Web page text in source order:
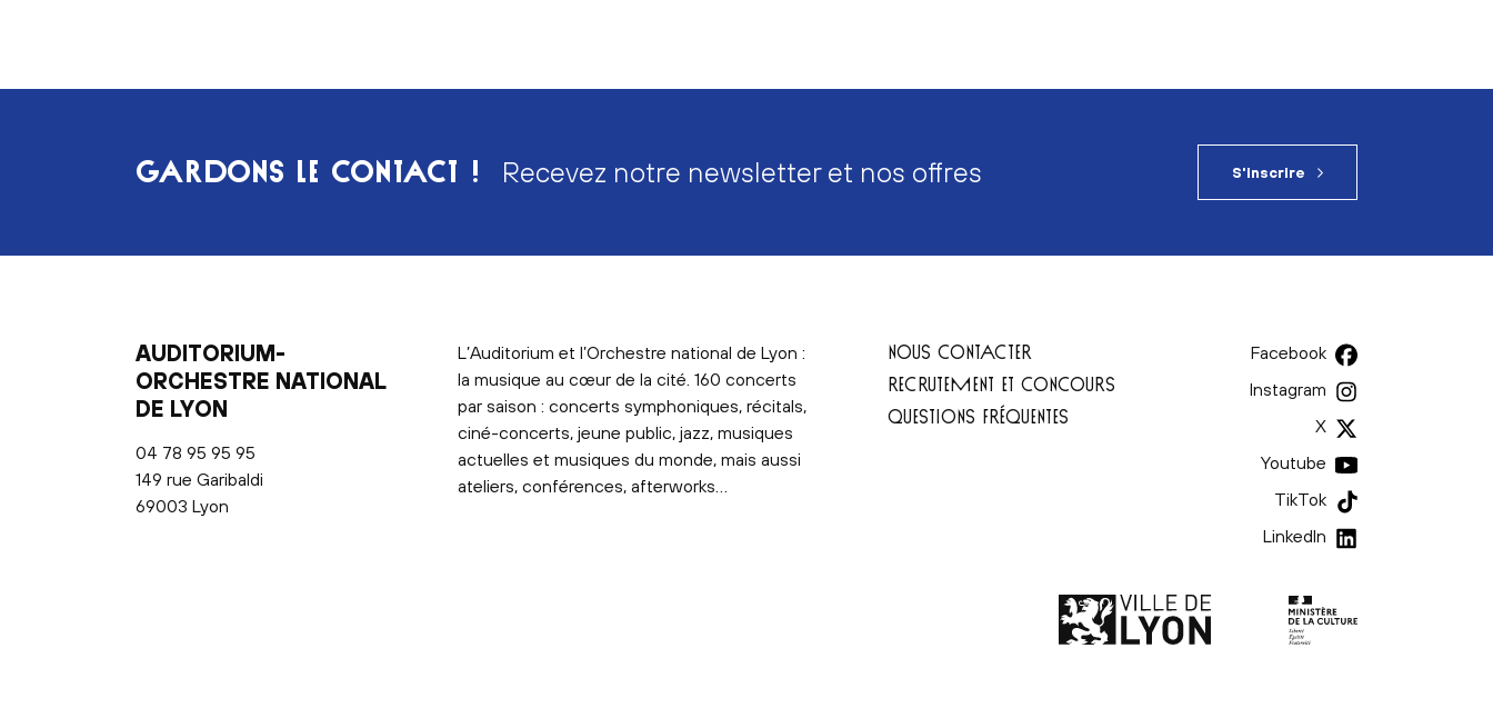
GARDONS LE CONTACT ! Recevez notre newsletter et nos offres S'inscrire
AUDITORIUM-
ORCHESTRE NATIONAL
DE LYON
04 78 95 95 95
149 rue Garibaldi
69003 Lyon
L’Auditorium et l’Orchestre national de Lyon :
la musique au cœur de la cité. 160 concerts
par saison : concerts symphoniques, récitals,
ciné-concerts, jeune public, jazz, musiques
actuelles et musiques du monde, mais aussi
ateliers, conférences, afterworks…
NOUS CONTACTER
RECRUTEMENT ET CONCOURS
QUESTIONS FRÉQUENTES
Facebook
Instagram
X
Youtube
TikTok
LinkedIn
Ville de Lyon | lien externe